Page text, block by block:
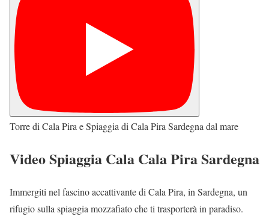
Torre di Cala Pira e Spiaggia di Cala Pira Sardegna dal mare
Video Spiaggia Cala Cala Pira Sardegna
Immergiti nel fascino accattivante di Cala Pira, in Sardegna, un
rifugio sulla spiaggia mozzafiato che ti trasporterà in paradiso.